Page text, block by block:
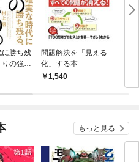
勝ち残
の強化
、大野
の時代
問題解決を「見える
化」する本
1,540
もっと見る